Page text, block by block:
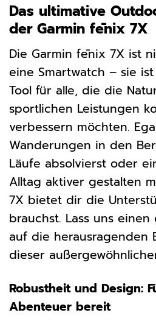
Das ultimative
der Garmin fēnix 7X
Die Garmin fēnix 7X ist
eine Smartwatch – sie
Tool für alle, die die
sportlichen Leistungen
verbessern möchten.
Wanderungen in den
Läufe absolvierst oder
Alltag aktiver gestalten
7X bietet dir die
brauchst. Lass uns
auf die herausragenden
dieser
Robustheit und Design:
Abenteuer bereit